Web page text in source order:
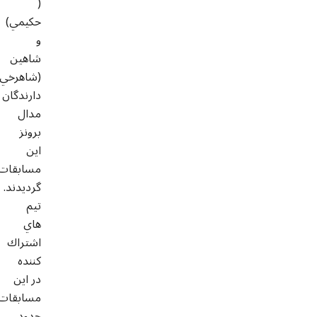
حكيمي)
و
شاهين
دارندگان
مدال
برونز
اين
گردیدند.
تيم
هاي
اشتراك
كننده
در اين